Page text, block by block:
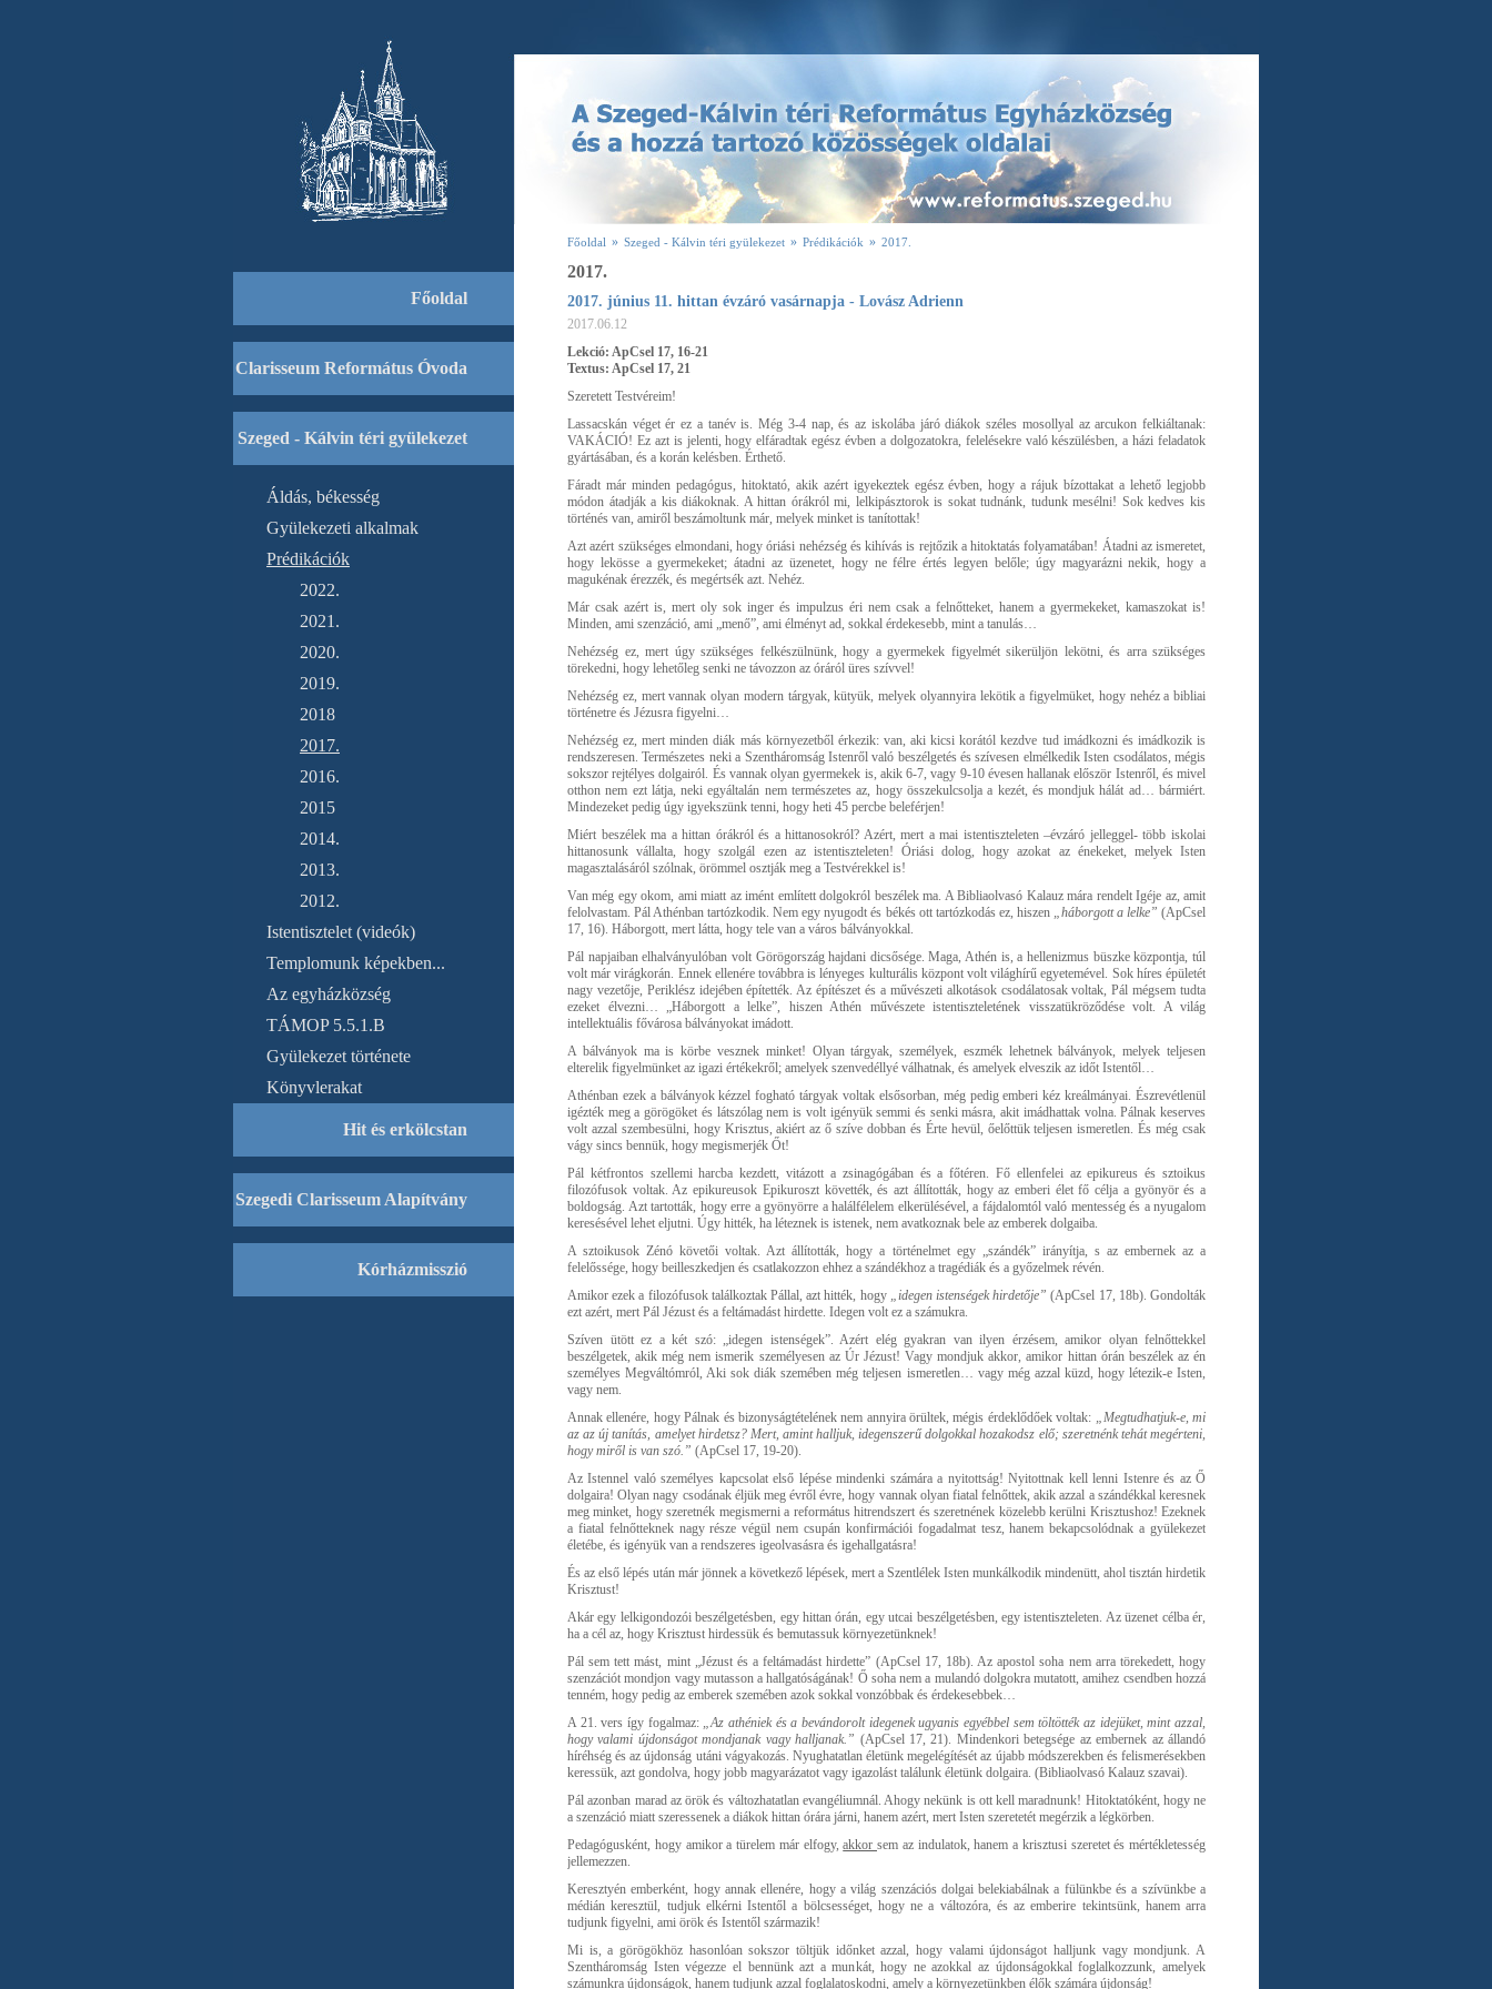
Főoldal
Clarisseum Református Óvoda
Szeged - Kálvin téri gyülekezet
Áldás, békesség
Gyülekezeti alkalmak
Prédikációk
2022.
2021.
2020.
2019.
2018
2017.
2016.
2015
2014.
2013.
2012.
Istentisztelet (videók)
Templomunk képekben...
Az egyházközség
TÁMOP 5.5.1.B
Gyülekezet története
Könyvlerakat
Hit és erkölcstan
Szegedi Clarisseum Alapítvány
Kórházmisszió
Főoldal » Szeged - Kálvin téri gyülekezet » Prédikációk » 2017.
2017.
2017. június 11. hittan évzáró vasárnapja - Lovász Adrienn
2017.06.12
Lekció: ApCsel 17, 16-21
Textus: ApCsel 17, 21
Szeretett Testvéreim!
Lassacskán véget ér ez a tanév is. Még 3-4 nap, és az iskolába járó diákok széles mosollyal az arcukon felkiáltanak:
VAKÁCIÓ! Ez azt is jelenti, hogy elfáradtak egész évben a dolgozatokra, felelésekre való készülésben, a házi feladatok
gyártásában, és a korán kelésben. Érthető.
Fáradt már minden pedagógus, hitoktató, akik azért igyekeztek egész évben, hogy a rájuk bízottakat a lehető legjobb
módon átadják a kis diákoknak. A hittan órákról mi, lelkipásztorok is sokat tudnánk, tudunk mesélni! Sok kedves kis
történés van, amiről beszámoltunk már, melyek minket is tanítottak!
Azt azért szükséges elmondani, hogy óriási nehézség és kihívás is rejtőzik a hitoktatás folyamatában! Átadni az ismeretet,
hogy lekösse a gyermekeket; átadni az üzenetet, hogy ne félre értés legyen belőle; úgy magyarázni nekik, hogy a
magukénak érezzék, és megértsék azt. Nehéz.
Már csak azért is, mert oly sok inger és impulzus éri nem csak a felnőtteket, hanem a gyermekeket, kamaszokat is!
Minden, ami szenzáció, ami „menő”, ami élményt ad, sokkal érdekesebb, mint a tanulás…
Nehézség ez, mert úgy szükséges felkészülnünk, hogy a gyermekek figyelmét sikerüljön lekötni, és arra szükséges
törekedni, hogy lehetőleg senki ne távozzon az óráról üres szívvel!
Nehézség ez, mert vannak olyan modern tárgyak, kütyük, melyek olyannyira lekötik a figyelmüket, hogy nehéz a bibliai
történetre és Jézusra figyelni…
Nehézség ez, mert minden diák más környezetből érkezik: van, aki kicsi korától kezdve tud imádkozni és imádkozik is
rendszeresen. Természetes neki a Szentháromság Istenről való beszélgetés és szívesen elmélkedik Isten csodálatos, mégis
sokszor rejtélyes dolgairól. És vannak olyan gyermekek is, akik 6-7, vagy 9-10 évesen hallanak először Istenről, és mivel
otthon nem ezt látja, neki egyáltalán nem természetes az, hogy összekulcsolja a kezét, és mondjuk hálát ad… bármiért.
Mindezeket pedig úgy igyekszünk tenni, hogy heti 45 percbe beleférjen!
Miért beszélek ma a hittan órákról és a hittanosokról? Azért, mert a mai istentiszteleten –évzáró jelleggel- több iskolai
hittanosunk vállalta, hogy szolgál ezen az istentiszteleten! Óriási dolog, hogy azokat az énekeket, melyek Isten
magasztalásáról szólnak, örömmel osztják meg a Testvérekkel is!
Van még egy okom, ami miatt az imént említett dolgokról beszélek ma. A Bibliaolvasó Kalauz mára rendelt Igéje az, amit
felolvastam. Pál Athénban tartózkodik. Nem egy nyugodt és békés ott tartózkodás ez, hiszen „háborgott a lelke” (ApCsel
17, 16). Háborgott, mert látta, hogy tele van a város bálványokkal.
Pál napjaiban elhalványulóban volt Görögország hajdani dicsősége. Maga, Athén is, a hellenizmus büszke központja, túl
volt már virágkorán. Ennek ellenére továbbra is lényeges kulturális központ volt világhírű egyetemével. Sok híres épületét
nagy vezetője, Periklész idejében építették. Az építészet és a művészeti alkotások csodálatosak voltak, Pál mégsem tudta
ezeket élvezni… „Háborgott a lelke”, hiszen Athén művészete istentiszteletének visszatükröződése volt. A világ
intellektuális fővárosa bálványokat imádott.
A bálványok ma is körbe vesznek minket! Olyan tárgyak, személyek, eszmék lehetnek bálványok, melyek teljesen
elterelik figyelmünket az igazi értékekről; amelyek szenvedéllyé válhatnak, és amelyek elveszik az időt Istentől…
Athénban ezek a bálványok kézzel fogható tárgyak voltak elsősorban, még pedig emberi kéz kreálmányai. Észrevétlenül
igézték meg a görögöket és látszólag nem is volt igényük semmi és senki másra, akit imádhattak volna. Pálnak keserves
volt azzal szembesülni, hogy Krisztus, akiért az ő szíve dobban és Érte hevül, őelőttük teljesen ismeretlen. És még csak
vágy sincs bennük, hogy megismerjék Őt!
Pál kétfrontos szellemi harcba kezdett, vitázott a zsinagógában és a főtéren. Fő ellenfelei az epikureus és sztoikus
filozófusok voltak. Az epikureusok Epikuroszt követték, és azt állították, hogy az emberi élet fő célja a gyönyör és a
boldogság. Azt tartották, hogy erre a gyönyörre a halálfélelem elkerülésével, a fájdalomtól való mentesség és a nyugalom
keresésével lehet eljutni. Úgy hitték, ha léteznek is istenek, nem avatkoznak bele az emberek dolgaiba.
A sztoikusok Zénó követői voltak. Azt állították, hogy a történelmet egy „szándék” irányítja, s az embernek az a
felelőssége, hogy beilleszkedjen és csatlakozzon ehhez a szándékhoz a tragédiák és a győzelmek révén.
Amikor ezek a filozófusok találkoztak Pállal, azt hitték, hogy „idegen istenségek hirdetője” (ApCsel 17, 18b). Gondolták
ezt azért, mert Pál Jézust és a feltámadást hirdette. Idegen volt ez a számukra.
Szíven ütött ez a két szó: „idegen istenségek”. Azért elég gyakran van ilyen érzésem, amikor olyan felnőttekkel
beszélgetek, akik még nem ismerik személyesen az Úr Jézust! Vagy mondjuk akkor, amikor hittan órán beszélek az én
személyes Megváltómról, Aki sok diák szemében még teljesen ismeretlen… vagy még azzal küzd, hogy létezik-e Isten,
vagy nem.
Annak ellenére, hogy Pálnak és bizonyságtételének nem annyira örültek, mégis érdeklődőek voltak: „Megtudhatjuk-e, mi
az az új tanítás, amelyet hirdetsz? Mert, amint halljuk, idegenszerű dolgokkal hozakodsz elő; szeretnénk tehát megérteni,
hogy miről is van szó.” (ApCsel 17, 19-20).
Az Istennel való személyes kapcsolat első lépése mindenki számára a nyitottság! Nyitottnak kell lenni Istenre és az Ő
dolgaira! Olyan nagy csodának éljük meg évről évre, hogy vannak olyan fiatal felnőttek, akik azzal a szándékkal keresnek
meg minket, hogy szeretnék megismerni a református hitrendszert és szeretnének közelebb kerülni Krisztushoz! Ezeknek
a fiatal felnőtteknek nagy része végül nem csupán konfirmációi fogadalmat tesz, hanem bekapcsolódnak a gyülekezet
életébe, és igényük van a rendszeres igeolvasásra és igehallgatásra!
És az első lépés után már jönnek a következő lépések, mert a Szentlélek Isten munkálkodik mindenütt, ahol tisztán hirdetik
Krisztust!
Akár egy lelkigondozói beszélgetésben, egy hittan órán, egy utcai beszélgetésben, egy istentiszteleten. Az üzenet célba ér,
ha a cél az, hogy Krisztust hirdessük és bemutassuk környezetünknek!
Pál sem tett mást, mint „Jézust és a feltámadást hirdette” (ApCsel 17, 18b). Az apostol soha nem arra törekedett, hogy
szenzációt mondjon vagy mutasson a hallgatóságának! Ő soha nem a mulandó dolgokra mutatott, amihez csendben hozzá
tenném, hogy pedig az emberek szemében azok sokkal vonzóbbak és érdekesebbek…
A 21. vers így fogalmaz: „Az athéniek és a bevándorolt idegenek ugyanis egyébbel sem töltötték az idejüket, mint azzal,
hogy valami újdonságot mondjanak vagy halljanak.” (ApCsel 17, 21). Mindenkori betegsége az embernek az állandó
híréhség és az újdonság utáni vágyakozás. Nyughatatlan életünk megelégítését az újabb módszerekben és felismerésekben
keressük, azt gondolva, hogy jobb magyarázatot vagy igazolást találunk életünk dolgaira. (Bibliaolvasó Kalauz szavai).
Pál azonban marad az örök és változhatatlan evangéliumnál. Ahogy nekünk is ott kell maradnunk! Hitoktatóként, hogy ne
a szenzáció miatt szeressenek a diákok hittan órára járni, hanem azért, mert Isten szeretetét megérzik a légkörben.
Pedagógusként, hogy amikor a türelem már elfogy,akkor sem az indulatok, hanem a krisztusi szeretet és mértékletesség
jellemezzen.
Keresztyén emberként, hogy annak ellenére, hogy a világ szenzációs dolgai belekiabálnak a fülünkbe és a szívünkbe a
médián keresztül, tudjuk elkérni Istentől a bölcsességet, hogy ne a változóra, és az emberire tekintsünk, hanem arra
tudjunk figyelni, ami örök és Istentől származik!
Mi is, a görögökhöz hasonlóan sokszor töltjük időnket azzal, hogy valami újdonságot halljunk vagy mondjunk. A
Szentháromság Isten végezze el bennünk azt a munkát, hogy ne azokkal az újdonságokkal foglalkozzunk, amelyek
számunkra újdonságok, hanem tudjunk azzal foglalatoskodni, amely a környezetünkben élők számára újdonság!